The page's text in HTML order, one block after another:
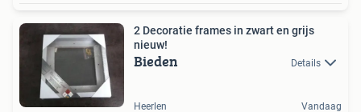
2 Decoratie frames in zwart en grijs
nieuw!
Bieden Details
Heerlen Vandaag